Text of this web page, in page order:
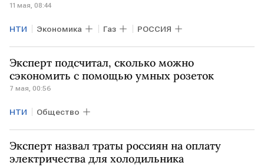
11 мая, 08:44
НТИ Экономика Газ РОССИЯ
Эксперт подсчитал, сколько можно
сэкономить с помощью умных розеток
7 мая, 00:56
НТИ Общество
Эксперт назвал траты россиян на оплату
электричества для холодильника